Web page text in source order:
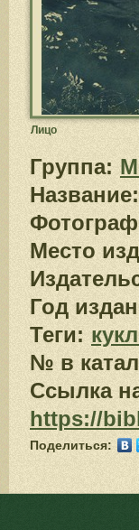
Лицо
Группа:
Название:
Место
Год
Теги:
№ в
Ссылка
https://
Поделиться: